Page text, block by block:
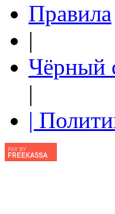
Правила
|
Чёрный
|
|